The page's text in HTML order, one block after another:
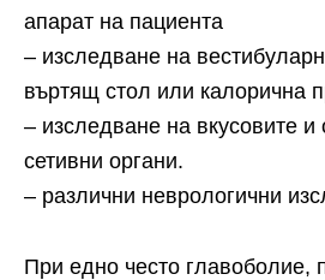
апарат на пациента
– изследване на
въртящ стол или калорична
– изследване на вкусовите и
сетивни органи.
– различни неврологични
При едно често главоболие,